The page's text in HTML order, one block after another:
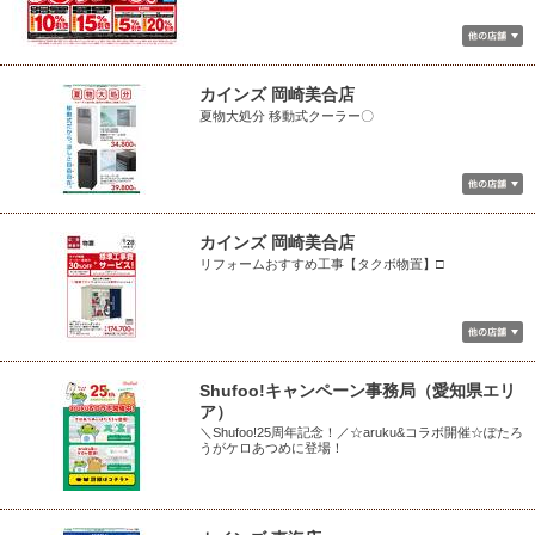
カインズ 岡崎美合店
夏物大処分 移動式クーラー〇
カインズ 岡崎美合店
リフォームおすすめ工事【タクボ物置】□
Shufoo!キャンペーン事務局（愛知県エリ
ア）
＼Shufoo!25周年記念！／☆aruku&コラボ開催☆ぽたろ
うがケロあつめに登場！